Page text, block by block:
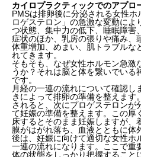
カイロプラクティックでのアプロ
PMSは排卵後に分泌される女性
ロゲステロン」の急激な変動によ
つ状態、集中力の低下、睡眠障害
症状のほか、乳房の張りや痛み、
体重増加、めまい、肌トラブルな
れてきます。
そもそも、なぜ女性ホルモン急激
うか？それは脳と体を繋いでいる
です。
月経の一連の流れについて確認し
きによって排卵の準備を整えます
されると、次にプロゲステロンが
て妊娠の準備を整えます。この厚
床するとそのまま妊娠しますが、
膜がはがれ落ち、血液とともに体
後は、妊娠に向けて適切な女性ホ
一連の流れになります。ここで重
体の状態をしっかり把握すること